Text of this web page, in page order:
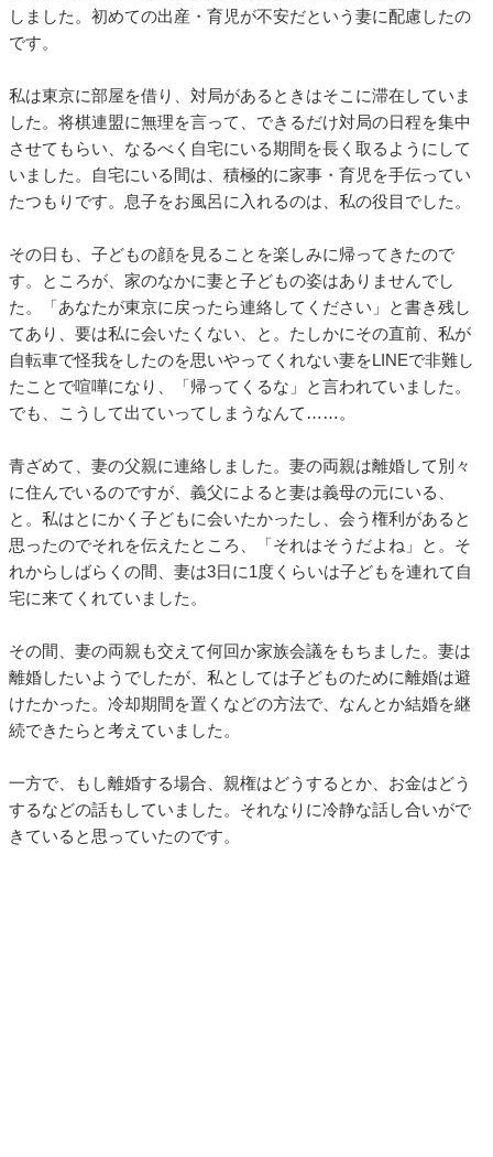
しました。初めての出産・育児が不安だという妻に配慮したの
です。
私は東京に部屋を借り、対局があるときはそこに滞在していま
した。将棋連盟に無理を言って、できるだけ対局の日程を集中
させてもらい、なるべく自宅にいる期間を長く取るようにして
いました。自宅にいる間は、積極的に家事・育児を手伝ってい
たつもりです。息子をお風呂に入れるのは、私の役目でした。
その日も、子どもの顔を見ることを楽しみに帰ってきたので
す。ところが、家のなかに妻と子どもの姿はありませんでし
た。「あなたが東京に戻ったら連絡してください」と書き残し
てあり、要は私に会いたくない、と。たしかにその直前、私が
自転車で怪我をしたのを思いやってくれない妻をLINEで非難し
たことで喧嘩になり、「帰ってくるな」と言われていました。
でも、こうして出ていってしまうなんて……。
青ざめて、妻の父親に連絡しました。妻の両親は離婚して別々
に住んでいるのですが、義父によると妻は義母の元にいる、
と。私はとにかく子どもに会いたかったし、会う権利があると
思ったのでそれを伝えたところ、「それはそうだよね」と。そ
れからしばらくの間、妻は3日に1度くらいは子どもを連れて自
宅に来てくれていました。
その間、妻の両親も交えて何回か家族会議をもちました。妻は
離婚したいようでしたが、私としては子どものために離婚は避
けたかった。冷却期間を置くなどの方法で、なんとか結婚を継
続できたらと考えていました。
一方で、もし離婚する場合、親権はどうするとか、お金はどう
するなどの話もしていました。それなりに冷静な話し合いがで
きていると思っていたのです。